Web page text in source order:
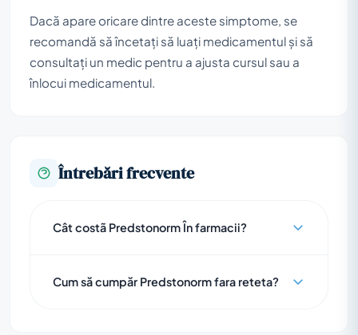
Dacă apare oricare dintre aceste simptome, se
recomandă să încetați să luați medicamentul și să
consultați un medic pentru a ajusta cursul sau a
înlocui medicamentul.
Întrebări frecvente
Cât costã Predstonorm În farmacii?
Cum să cumpăr Predstonorm fara reteta?